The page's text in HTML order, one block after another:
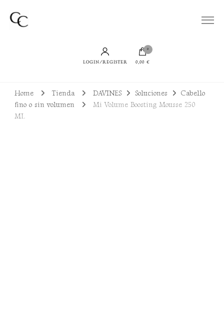
Cuidamos de tu Cabello
Todo lo que necesitas para lucir un cabello bien cuidado, sano y con productos
sostenibles
LOGIN/REGISTER
0
0,00 €
Home Tienda DAVINES Soluciones
Cabello
fino o sin volumen
Mi Volume Boosting Mousse 250
ML